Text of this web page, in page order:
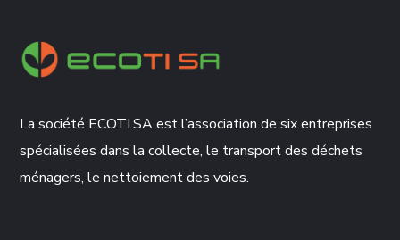
La société ECOTI.SA est l’association de six entreprises
spécialisées dans la collecte, le transport des déchets
ménagers, le nettoiement des voies.